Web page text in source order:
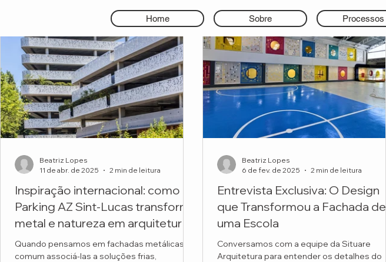
Home Sobre Processos
Inspiração internacional: como o
Parking AZ Sint-Lucas transforma
metal e natureza em arquitetura
premiada
Quando pensamos em fachadas metálicas, é
comum associá-las a soluções frias,
Beatriz Lopes
11 de abr. de 2025
2 min de leitura
Entrevista Exclusiva: O Design
que Transformou a Fachada de
uma Escola
Conversamos com a equipe da Situare
Arquitetura para entender os detalhes do
Beatriz Lopes
6 de fev. de 2025
2 min de leitura